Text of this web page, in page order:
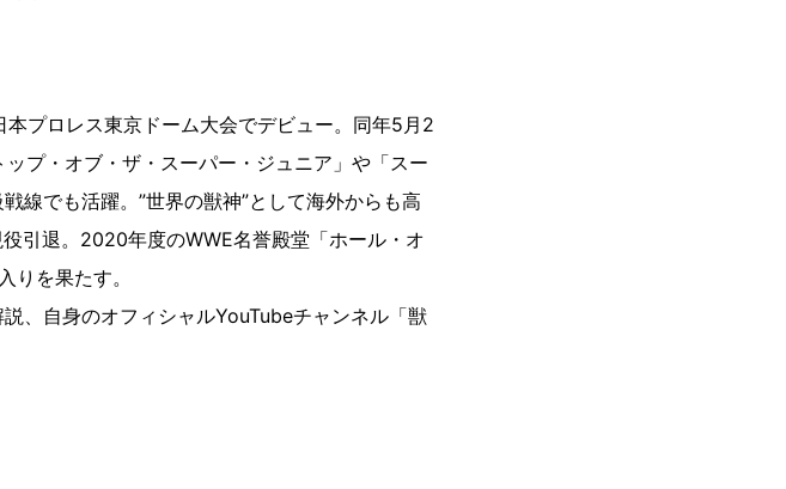
プロレス東京ドーム大会でデビュー。同年5月2
プ・オブ・ザ・スーパー・ジュニア」や「スー
線でも活躍。”世界の獣神”として海外からも高
引退。2020年度のWWE名誉殿堂「ホール・オ
りを果たす。
、自身のオフィシャルYouTubeチャンネル「獣